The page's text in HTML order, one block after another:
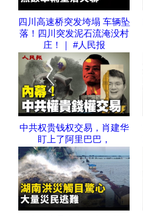
四川高速桥突发垮塌 车辆坠
落！四川突发泥石流淹没村
庄！｜ #人民报
中共权贵钱权交易，肖建华
盯上了阿里巴巴，